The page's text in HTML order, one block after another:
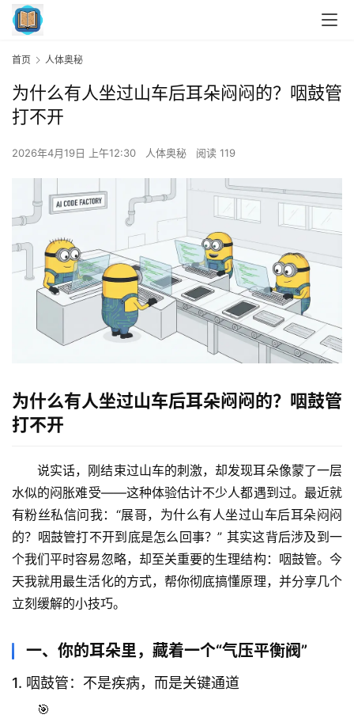
首页 人体奥秘
为什么有人坐过山车后耳朵闷闷的？咽鼓管
打不开
2026年4月19日 上午12:30 人体奥秘 阅读 119
为什么有人坐过山车后耳朵闷闷的？咽鼓管
打不开
说实话，刚结束过山车的刺激，却发现耳朵像蒙了一层
水似的闷胀难受——这种体验估计不少人都遇到过。最近就
有粉丝私信问我：“展哥，为什么有人坐过山车后耳朵闷闷
的？咽鼓管打不开到底是怎么回事？” 其实这背后涉及到一
个我们平时容易忽略，却至关重要的生理结构：咽鼓管。今
天我就用最生活化的方式，帮你彻底搞懂原理，并分享几个
立刻缓解的小技巧。
一、你的耳朵里，藏着一个“气压平衡阀”
1. 咽鼓管：不是疾病，而是关键通道
🎯